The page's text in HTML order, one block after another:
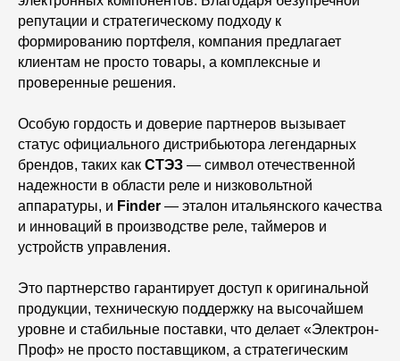
репутации и стратегическому подходу к
формированию портфеля, компания предлагает
клиентам не просто товары, а комплексные и
проверенные решения.
Особую гордость и доверие партнеров вызывает
статус официального дистрибьютора легендарных
брендов, таких как СТЭЗ — символ отечественной
надежности в области реле и низковольтной
аппаратуры, и Finder — эталон итальянского качества
и инноваций в производстве реле, таймеров и
устройств управления.
Это партнерство гарантирует доступ к оригинальной
продукции, техническую поддержку на высочайшем
уровне и стабильные поставки, что делает «Электрон-
Проф» не просто поставщиком, а стратегическим